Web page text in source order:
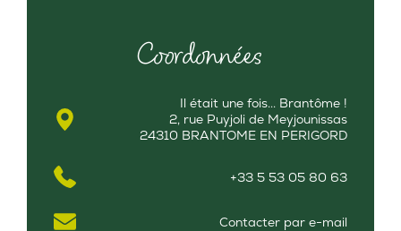
Coordonnées
Il était une fois... Brantôme !
2, rue Puyjoli de Meyjounissas
24310 BRANTOME EN PERIGORD
+33 5 53 05 80 63
Contacter par e-mail